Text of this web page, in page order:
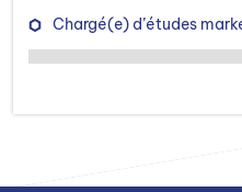
Chargé(e) d’études